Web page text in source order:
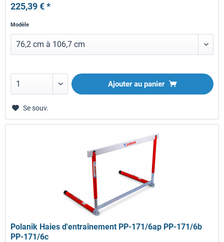
225,39 € *
Modèle
Ajouter au panier
Se souv.
Polanik Haies d'entraînement PP-171/6ap PP-171/6b
PP-171/6c